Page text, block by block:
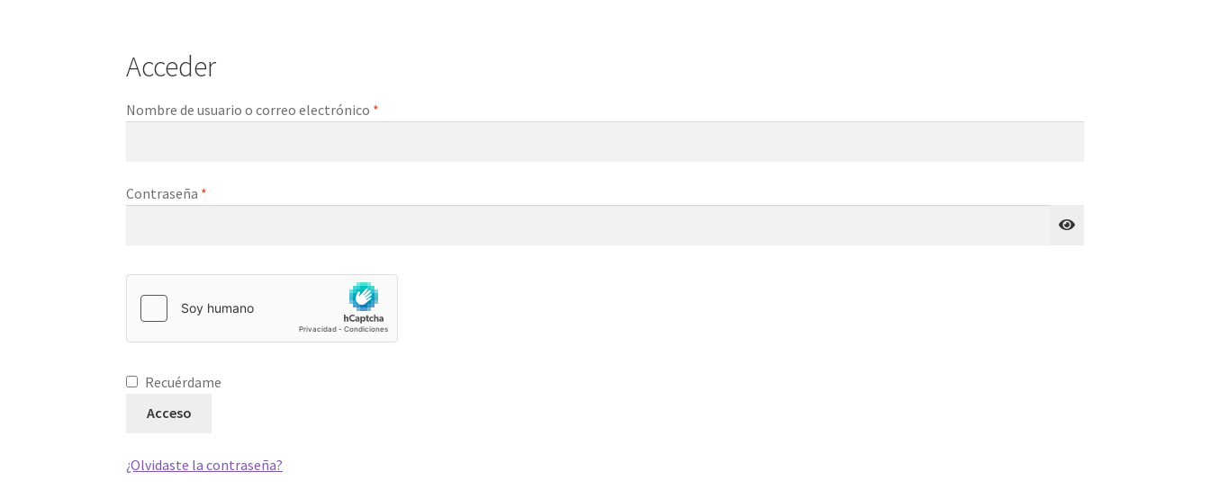
Acceder
Nombre de usuario o correo electrónico *
Contraseña *
Recuérdame
Acceso
¿Olvidaste la contraseña?